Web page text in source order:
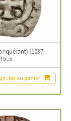
(1037-
au panier